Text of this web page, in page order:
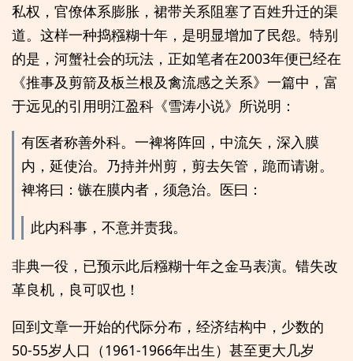
私权，官僚体系膨胀，裙带关系阻塞了百姓升迁的渠
道。这样一种捣糨糊十年，是明显增加了民怨。特别
的是，河蟹社会的玩法，正如笔者在2003年便已经在
《推事及剪箭及板兰根及禽流感之关系》一篇中，富
于远见的引用明江盈科《雪涛小说》所说明：
有医者称善外科。一裨将阵回，中流矢，深入膜
内，延使治。乃持并州剪，剪去矢管，跪而请谢。
裨将曰：镞在膜内者，须急治。医曰：
此内科事，不意并责我。
非典一役，已预示此后糨糊十年之金马表演。错失改
革良机，良可叹也！
回到文章一开始的代际分布，经济结构中，少数的
50-55岁人口（1961-1966年出生）甚至更大几岁